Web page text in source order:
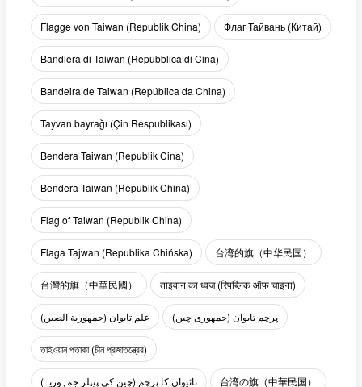
Flagge von Taiwan (Republik China) Флаг Тайвань (Китай)
Bandiera di Taiwan (Repubblica di Cina)
Bandeira de Taiwan (República da China)
Tayvan bayrağı (Çin Respublikası)
Bendera Taiwan (Republik Cina)
Bendera Taiwan (Republik China)
Flag of Taiwan (Republik China)
Flaga Tajwan (Republika Chińska) 台湾的旗（中华民国）
台灣的旗（中華民國） ताइवान का ध्वज (रिपब्लिक ऑफ चाइना)
علم تايوان (جمهورية الصين) پرچم تایوان (جمهوری چین)
তাইওয়ান পতাকা (চীন প্রজাতন্ত্রের)
تائیوان کا پرچم (چین کی پیپلز جمہوریہ) 台湾の旗（中華民国）